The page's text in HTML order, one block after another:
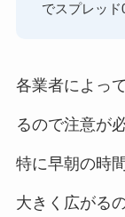
でスプレッド
各業者によっ
るので注意が
特に早朝の時
大きく広がる